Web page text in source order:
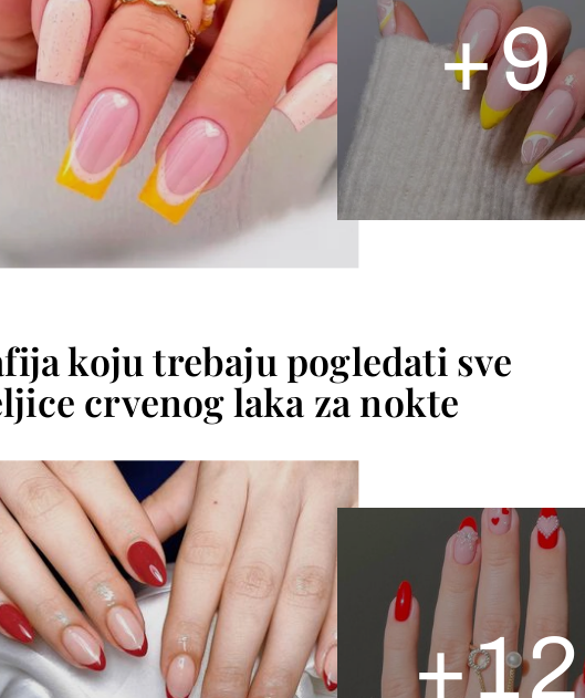
+9
koju trebaju pogledati sve
crvenog laka za nokte
+12